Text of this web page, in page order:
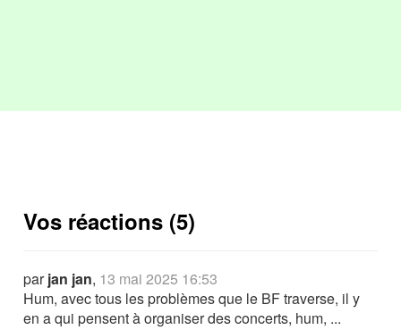
Vos réactions (5)
parjan jan, 13 mai 2025 16:53
Hum, avec tous les problèmes que le BF traverse, il y
en a qui pensent à organiser des concerts, hum, ...